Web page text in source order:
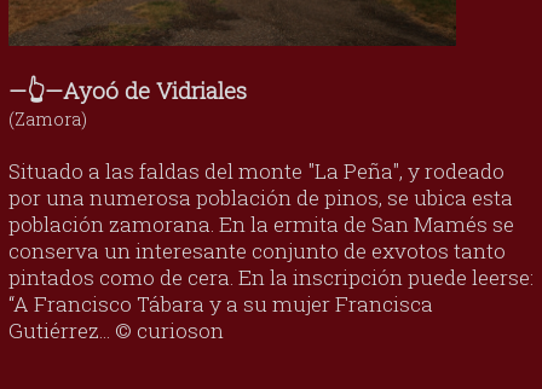
—👆—Ayoó de Vidriales
(Zamora)
Situado a las faldas del monte "La Peña", y rodeado
por una numerosa población de pinos, se ubica esta
población zamorana. En la ermita de San Mamés se
conserva un interesante conjunto de exvotos tanto
pintados como de cera. En la inscripción puede leerse:
“A Francisco Tábara y a su mujer Francisca
Gutiérrez... © curioson